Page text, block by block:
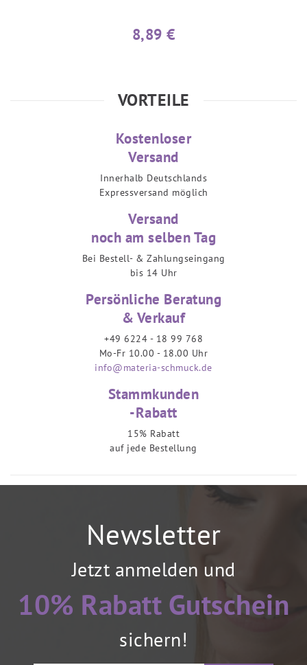
8,89 €
VORTEILE
Kostenloser
Versand
Innerhalb Deutschlands
Expressversand möglich
Versand
noch am selben Tag
Bei Bestell- & Zahlungseingang
bis 14 Uhr
Persönliche Beratung
& Verkauf
+49 6224 - 18 99 768
Mo-Fr 10.00 - 18.00 Uhr
info@materia-schmuck.de
Stammkunden
-Rabatt
15% Rabatt
auf jede Bestellung
Newsletter
Jetzt anmelden und
10% Rabatt Gutschein
sichern!